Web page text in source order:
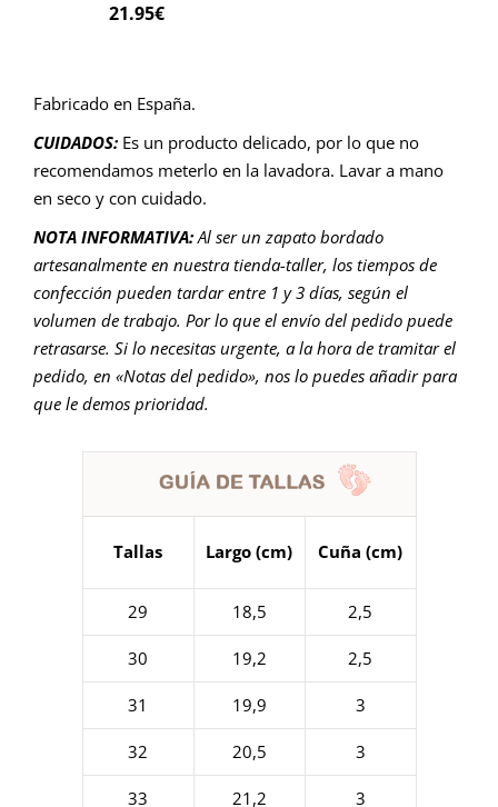
21.95€
Fabricado en España.
CUIDADOS: Es un producto delicado, por lo que no
recomendamos meterlo en la lavadora. Lavar a mano
en seco y con cuidado.
NOTA INFORMATIVA:Al ser un zapato bordado
artesanalmente en nuestra tienda-taller, los tiempos de
confección pueden tardar entre 1 y 3 días, según el
volumen de trabajo. Por lo que el envío del pedido puede
retrasarse. Si lo necesitas urgente, a la hora de tramitar el
pedido, en «Notas del pedido», nos lo puedes añadir para
que le demos prioridad.
Tallas Largo (cm) Cuña (cm)
29 18,5 2,5
30 19,2 2,5
31 19,9 3
32 20,5 3
33 21,2 3